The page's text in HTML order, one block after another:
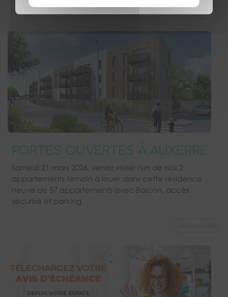
Voir l'actualité
PORTES OUVERTES À AUXERRE
Samedi 21 mars 2026, venez visiter l'un de nos 2
appartements témoin à louer dans cette résidence
neuve de 57 appartements avec Balcon, accès
sécurisé et parking.